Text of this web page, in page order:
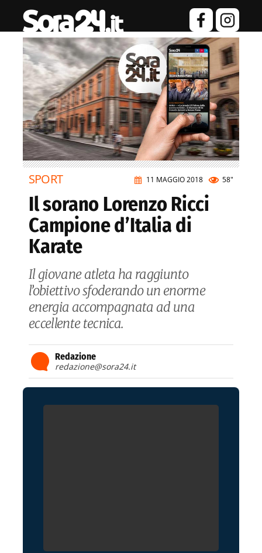
11 MAGGIO 2018 58"
SPORT
Il sorano Lorenzo Ricci
Campione d’Italia di
Karate
Il giovane atleta ha raggiunto
l’obiettivo sfoderando un enorme
energia accompagnata ad una
eccellente tecnica.
Redazione
redazione@sora24.it